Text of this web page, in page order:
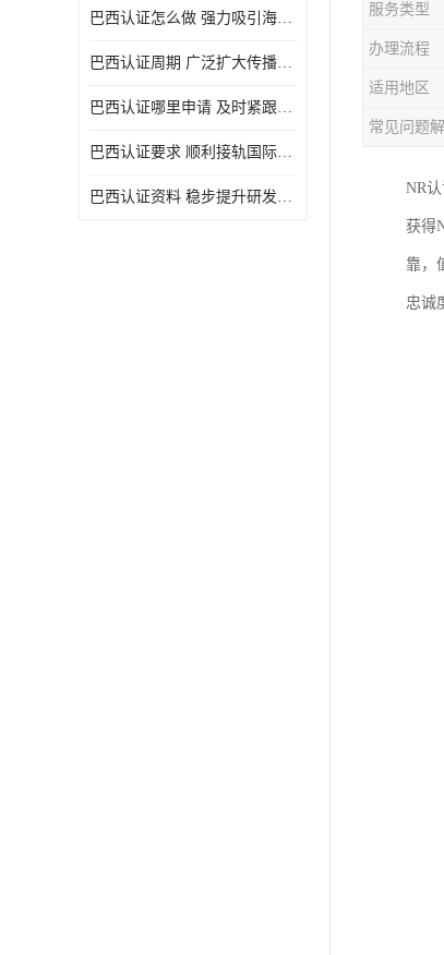
巴西认证怎么做 强力吸引海外投资
巴西认证周期 广泛扩大传播范围
巴西认证哪里申请 及时紧跟法规变化
巴西认证要求 顺利接轨国际规范
巴西认证资料 稳步提升研发能力
服务类型
办理流程
适用地区
常见问题
NR
获得
靠，
忠诚